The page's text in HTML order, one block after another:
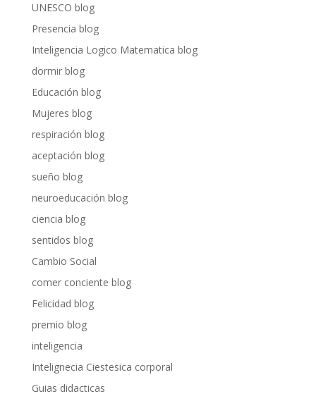
UNESCO blog
Presencia blog
Inteligencia Logico Matematica blog
dormir blog
Educación blog
Mujeres blog
respiración blog
aceptación blog
sueño blog
neuroeducación blog
ciencia blog
sentidos blog
Cambio Social
comer conciente blog
Felicidad blog
premio blog
inteligencia
Intelignecia Ciestesica corporal
Guias didacticas